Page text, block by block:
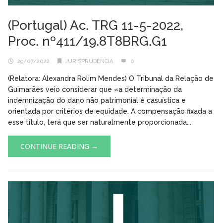
(Portugal) Ac. TRG 11-5-2022,
Proc. nº411/19.8T8BRG.G1
29/07/2022 JURISPRUDÊNCIA 0
(Relatora: Alexandra Rolim Mendes) O Tribunal da Relação de
Guimarães veio considerar que «a determinação da
indemnização do dano não patrimonial é casuística e
orientada por critérios de equidade. A compensação fixada a
esse título, terá que ser naturalmente proporcionada...
CONTINUE READING →